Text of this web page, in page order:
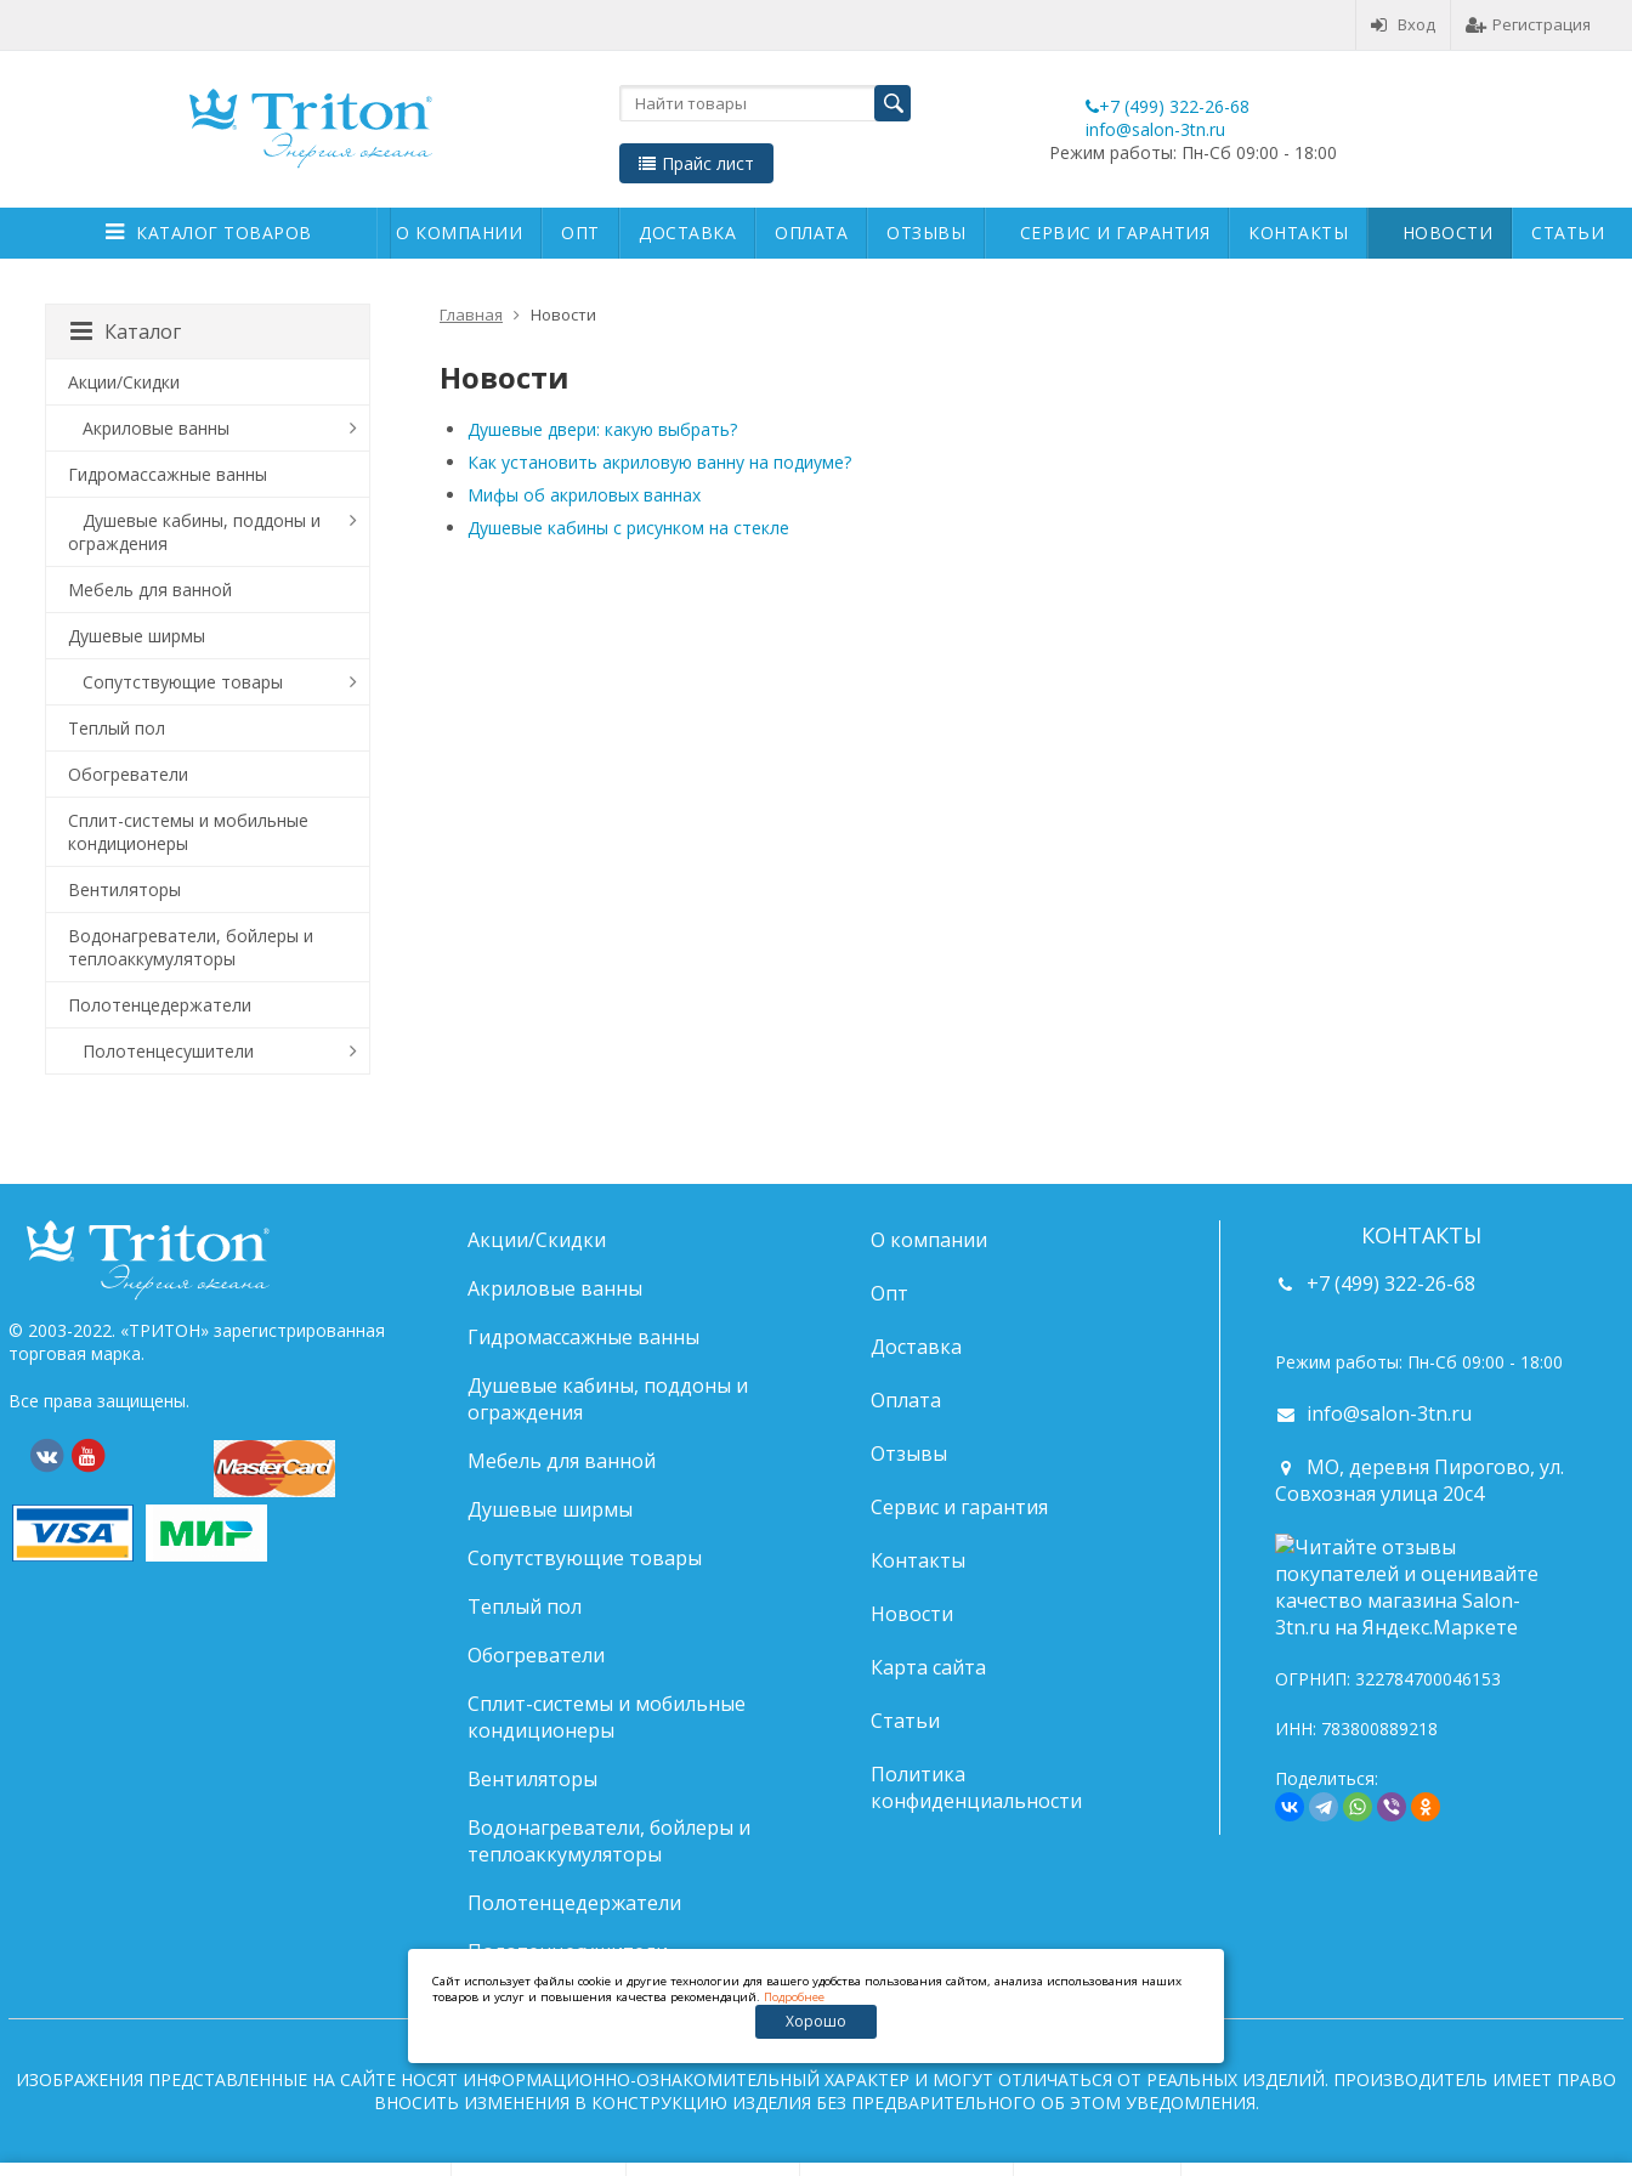
Вход Регистрация
Прайс лист
+7 (499) 322-26-68
info@salon-3tn.ru
Режим работы: Пн-Сб 09:00 - 18:00
КАТАЛОГ ТОВАРОВ О КОМПАНИИ ОПТ ДОСТАВКА ОПЛАТА ОТЗЫВЫ СЕРВИС И ГАРАНТИЯ КОНТАКТЫ НОВОСТИ СТАТЬИ
Главная Новости
Новости
Душевые двери: какую выбрать?
Как установить акриловую ванну на подиуме?
Мифы об акриловых ваннах
Душевые кабины с рисунком на стекле
Каталог
Акции/Скидки
Акриловые ванны
Гидромассажные ванны
Душевые кабины, поддоны и
ограждения
Мебель для ванной
Душевые ширмы
Сопутствующие товары
Теплый пол
Обогреватели
Сплит-системы и мобильные
кондиционеры
Вентиляторы
Водонагреватели, бойлеры и
теплоаккумуляторы
Полотенцедержатели
Полотенцесушители
© 2003-2022. «ТРИТОН» зарегистрированная
торговая марка.
Все права защищены.
Акции/Скидки
Акриловые ванны
Гидромассажные ванны
Душевые кабины, поддоны и
ограждения
Мебель для ванной
Душевые ширмы
Сопутствующие товары
Теплый пол
Обогреватели
Сплит-системы и мобильные
кондиционеры
Вентиляторы
Водонагреватели, бойлеры и
теплоаккумуляторы
Полотенцедержатели
Полотенцесушители
О компании
Опт
Доставка
Оплата
Отзывы
Сервис и гарантия
Контакты
Новости
Карта сайта
Статьи
Политика
конфиденциальности
КОНТАКТЫ
+7 (499) 322-26-68
Режим работы: Пн-Сб 09:00 - 18:00
info@salon-3tn.ru
МО, деревня Пирогово, ул.
Совхозная улица 20с4
ОГРНИП: 322784700046153
ИНН: 783800889218
Поделиться:
ИЗОБРАЖЕНИЯ ПРЕДСТАВЛЕННЫЕ НА САЙТЕ НОСЯТ ИНФОРМАЦИОННО-ОЗНАКОМИТЕЛЬНЫЙ ХАРАКТЕР И МОГУТ ОТЛИЧАТЬСЯ ОТ РЕАЛЬНЫХ ИЗДЕЛИЙ. ПРОИЗВОДИТЕЛЬ ИМЕЕТ ПРАВО
ВНОСИТЬ ИЗМЕНЕНИЯ В КОНСТРУКЦИЮ ИЗДЕЛИЯ БЕЗ ПРЕДВАРИТЕЛЬНОГО ОБ ЭТОМ УВЕДОМЛЕНИЯ.
Cайт использует файлы cookie и другие технологии для вашего удобства пользования сайтом, анализа использования наших
товаров и услуг и повышения качества рекомендаций. Подробнее
Хорошо